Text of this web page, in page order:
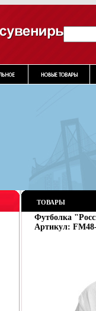
ТОВАРЫ
Футболка
Артикул: